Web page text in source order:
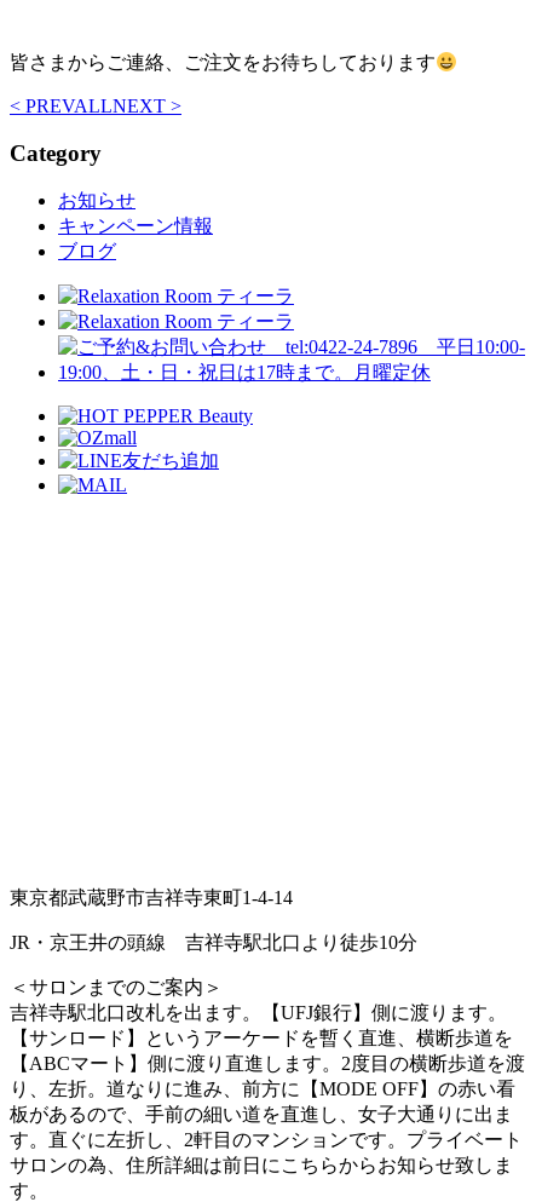
皆さまからご連絡、ご注文をお待ちしております
< PREVALLNEXT >
Category
お知らせ
キャンペーン情報
ブログ
東京都武蔵野市吉祥寺東町1-4-14
JR・京王井の頭線 吉祥寺駅北口より徒歩10分
＜サロンまでのご案内＞
吉祥寺駅北口改札を出ます。【UFJ銀行】側に渡ります。
【サンロード】というアーケードを暫く直進、横断歩道を
【ABCマート】側に渡り直進します。2度目の横断歩道を渡
り、左折。道なりに進み、前方に【MODE OFF】の赤い看
板があるので、手前の細い道を直進し、女子大通りに出ま
す。直ぐに左折し、2軒目のマンションです。プライベート
サロンの為、住所詳細は前日にこちらからお知らせ致しま
す。